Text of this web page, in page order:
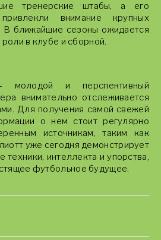
тренерские штабы, а его
внимание крупных
В ближайшие сезоны ожидается
роли в клубе и сборной.
и перспективный
внимательно отслеживается
Для получения самой свежей
о нем стоит регулярно
источникам, таким как
уже сегодня демонстрирует
техники, интеллекта и упорства,
футбольное будущее.